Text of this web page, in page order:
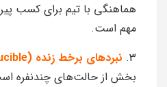
هماهنگی با تیم برای کسب
مهم است.
3. نبردهای برخط زنده (Crucible)
بخش از حالت‌های چندنفره